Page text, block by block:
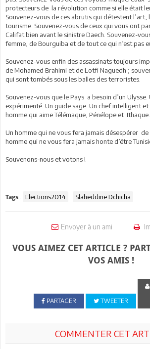
protecteurs de la révolution comme si elle était
Souvenez-vous de ces abrutis qui détestent l’art,
tourisme. Souvenez-vous de ceux qui vous ont
Califat bien avant le sinistre Daech. Souvenez-
femme, de Bourguiba et de tout ce qui n’est pas
Souvenez-vous enfin des assassinats toujours
de Mohamed Brahimi et de Lotfi Naguedh ;
qui sont tombés sous les balles des terroristes.
Souvenez-vous que le Pays a besoin d’un
expérimenté. Un guide sage. Un chef intelligent et
homme qui aime Télémaque, Pénélope et Ithaque.
Un homme qui ne vous fera jamais désespérer
homme qui ne vous fera jamais honte d’être
Souvenons-nous et votons !
Tags : Elections2014 Slaheddine Dchicha
Envoyer à un ami
VOUS AIMEZ CET ARTICLE ?
VOS AMIS !
PARTAGER TWEETER
COMMENTER CET